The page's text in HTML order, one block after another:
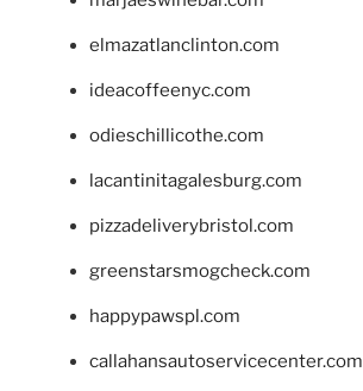
elmazatlanclinton.com
ideacoffeenyc.com
odieschillicothe.com
lacantinitagalesburg.com
pizzadeliverybristol.com
greenstarsmogcheck.com
happypawspl.com
callahansautoservicecenter.com